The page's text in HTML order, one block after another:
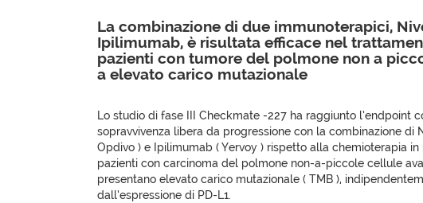
La combinazione di due immunoterapici,
Ipilimumab, è risultata efficace nel
pazienti con tumore del polmone non a
a elevato carico mutazionale
Lo studio di fase III Checkmate -227 ha raggiunto l’endpoint
sopravvivenza libera da progressione con la combinazione di
Opdivo ) e Ipilimumab ( Yervoy ) rispetto alla chemioterapia in
pazienti con carcinoma del polmone non-a-piccole cellule
presentano elevato carico mutazionale ( TMB ),
dall’espressione di PD-L1.